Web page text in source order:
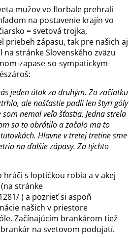
mužov vo florbale prehrali
na postavenie krajín vo
= svetová trojka,
priebeh zápasu, tak pre našich aj
stránke Slovenského zväzu
zapase-so-sympatickym-
jeden útok za druhým. Zo začiatku
ale našťastie padli len štyri góly
nemal veľa šťastia. Jedna strela
sa to obrátilo a začalo ma to
Hlavne v tretej tretine sme
na ďalšie zápasy. Za týchto
s loptičkou robia a v akej
stránke
) a pozrieť si aspoň
našich v priestore
Začínajúcim brankárom tiež
na svetovom podujatí.